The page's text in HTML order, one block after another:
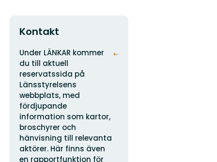
Kontakt
Adress
Under LÄNKAR kommer
du till aktuell
reservatssida på
Länsstyrelsens
webbplats, med
fördjupande
information som kartor,
broschyrer och
hänvisning till relevanta
aktörer. Här finns även
en rapportfunktion för
Organisationens